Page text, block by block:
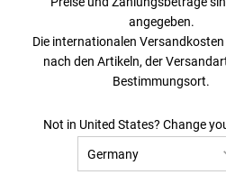
TOP-KATEGORIEN
Mischhaut
Unreine Haut
JETZT
10€
angegeben.
Die internationalen
nach den Artikeln, der
Bestimmungsort.
Not in United States? Change